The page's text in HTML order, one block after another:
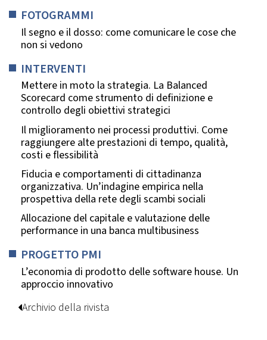
FOTOGRAMMI
Il segno e il dosso: come comunicare le cose che
non si vedono
INTERVENTI
Mettere in moto la strategia. La Balanced
Scorecard come strumento di definizione e
controllo degli obiettivi strategici
Il miglioramento nei processi produttivi. Come
raggiungere alte prestazioni di tempo, qualità,
costi e flessibilità
Fiducia e comportamenti di cittadinanza
organizzativa. Un’indagine empirica nella
prospettiva della rete degli scambi sociali
Allocazione del capitale e valutazione delle
performance in una banca multibusiness
PROGETTO PMI
L’economia di prodotto delle software house. Un
approccio innovativo
Archivio della rivista